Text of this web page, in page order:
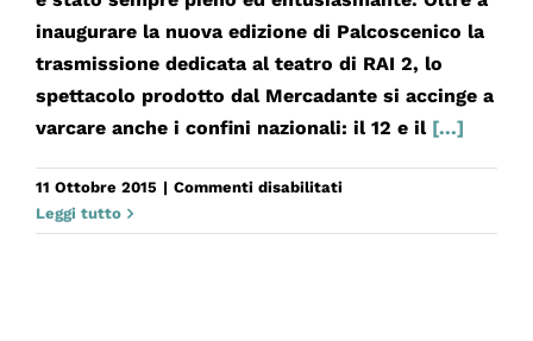
inaugurare la nuova edizione di Palcoscenico la
trasmissione dedicata al teatro di RAI 2, lo
spettacolo prodotto dal Mercadante si accinge a
varcare anche i confini nazionali: il 12 e il [...]
11 Ottobre 2015 | Commenti disabilitatisu
Leggi tutto